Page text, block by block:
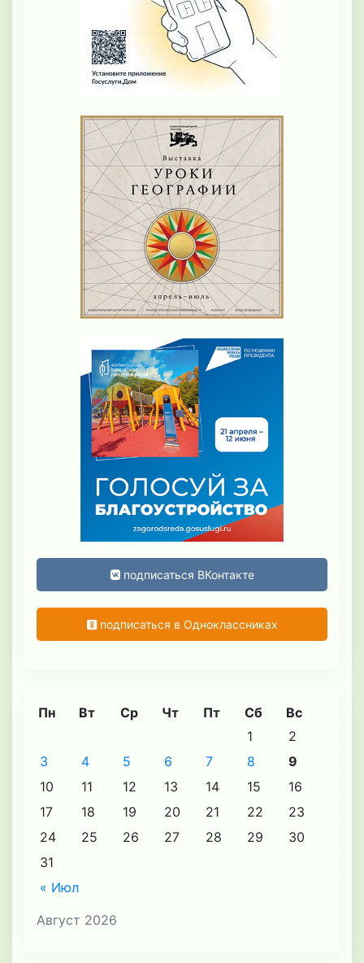
подписаться ВКонтакте
подписаться в Одноклассниках
Август 2026
Пн Вт Ср Чт Пт Сб Вс
« Июл
1
2
3
4 5 6 7 8
9
10
11 12 13 14 15
16
17
18 19 20 21 22
23
24
25 26 27 28 29
30
31